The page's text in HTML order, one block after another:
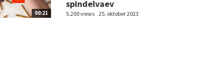
00:21
spindelvaev
5.200 views 25. oktober 2023